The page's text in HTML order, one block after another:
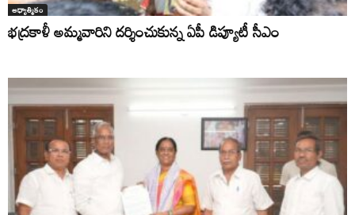
ఆధ్యాత్మికం
భద్రకాళీ అమ్మవారిని దర్శించుకున్న ఏపీ డిప్యూటీ సీఎం